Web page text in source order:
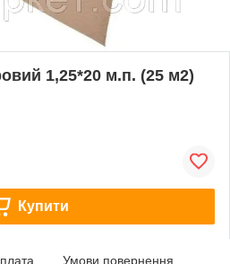
1,25*20 м.п. (25 м2)
Купити
Умови повернення